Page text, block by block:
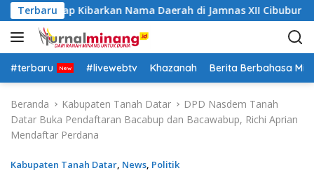
a
g
u
Terbaru
Siap Kibarkan Nama Daerah di Jamnas XII Cibubur
#terbaru #livewebtv Khazanah Berita Berbahasa
Beranda Kabupaten Tanah Datar
DPD Nasdem Tanah
Datar Buka Pendaftaran Bacabup dan Bacawabup, Richi Aprian
Mendaftar Perdana
Kabupaten Tanah Datar, News, Politik